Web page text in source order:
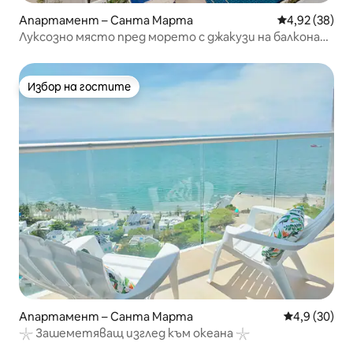
Апартамент – Санта Марта Средна
4,92 (38)
Луксозно място пред морето с джакузи на балкона
Избор на гостите
Избор на гостите
Апартамент – Санта Марта Средна
4,9 (30)
𓇼 Зашеметяващ изглед към океана 𓇼